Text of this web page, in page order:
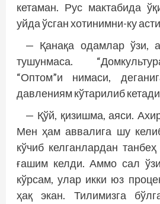
кетаман. Рус мактабида
уйда ўсган хотинимни-ку
— Қанақа одамлар ўзи,
тушунмаса.
“Оптом”и нимаси,
давлениям кўтарилиб
— Қўй, қизишма, аяси.
Мен ҳам аввалига шу
кўчиб келганлардан
ғашим келди. Аммо сал
кўрсам, улар икки юз
ҳақ экан. Тилимизга